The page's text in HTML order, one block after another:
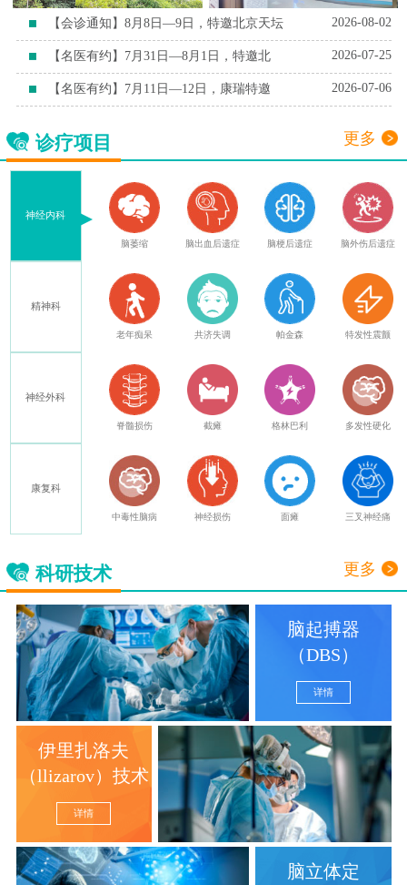
【会诊通知】8月8日—9日，特邀北京天坛 2026-08-02
【名医有约】7月31日—8月1日，特邀北 2026-07-25
【名医有约】7月11日—12日，康瑞特邀 2026-07-06
诊疗项目 更多
神经内科
精神科
神经外科
康复科
脑萎缩 脑出血后遗症 脑梗后遗症 脑外伤后遗症
老年痴呆 共济失调 帕金森 特发性震颤
脊髓损伤 截瘫 格林巴利 多发性硬化
中毒性脑病 神经损伤 面瘫 三叉神经痛
科研技术 更多
脑起搏器
（DBS）
详情
伊里扎洛夫
（llizarov）技术
详情
脑立体定